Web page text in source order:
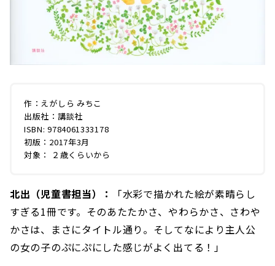
作：えがしら みちこ
出版社：講談社
ISBN: 9784061333178
初版：2017年3月
対象： ２歳くらいから
北出（児童書担当）：
「水彩で描かれた絵が素晴らし
すぎる1冊です。そのあたたかさ、やわらかさ、さわや
かさは、まさにタイトル通り。そしてなにより主人公
の女の子のぷにぷにした感じがよく出てる！」